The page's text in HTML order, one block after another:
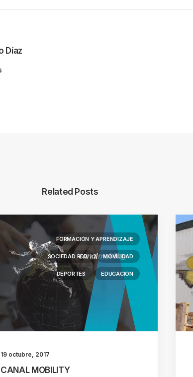
Díaz
Related Posts
FORMACIÓN Y APRENDIZAJE
SOCIEDAD RED MOVILIDAD
DEPORTES EDUCACIÓN
19 octubre, 2017
CANAL MOBILITY